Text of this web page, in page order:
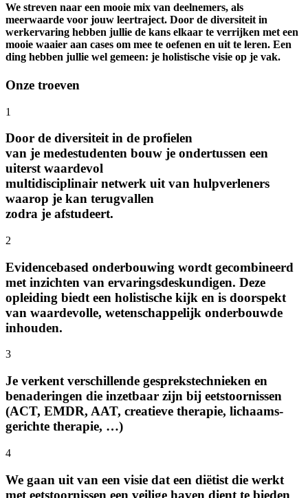
We streven naar een mooie mix van deelnemers, als
meerwaarde voor jouw leertraject. Door de diversiteit in
werkervaring hebben jullie de kans elkaar te verrijken met een
mooie waaier aan cases om mee te oefenen en uit te leren. Een
ding hebben jullie wel gemeen: je holistische visie op je vak.
Onze troeven
1
Door de diversiteit in de profielen
van je medestudenten bouw je ondertussen een
uiterst waardevol
multidisciplinair netwerk uit van hulpverleners
waarop je kan terugvallen
zodra je afstudeert.
2
Evidence­based onderbouwing wordt gecombineerd
met inzichten van ervarings­deskundigen. Deze
opleiding biedt een holistische kijk en is doorspekt
van waardevolle, wetenschappelijk onderbouwde
inhouden.
3
Je verkent verschillende gespreks­technieken en
benaderingen die inzetbaar zijn bij eetstoornissen
(ACT, EMDR, AAT, creatieve therapie, lichaams­
gerichte therapie, …)
4
We gaan uit van een visie dat een diëtist die werkt
met eetstoornissen een veilige haven dient te bieden